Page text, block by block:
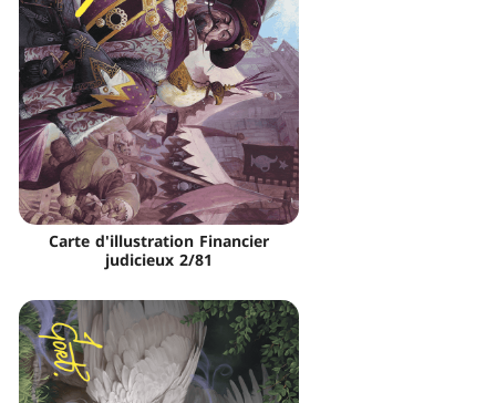
Carte d'illustration Financier
judicieux 2/81